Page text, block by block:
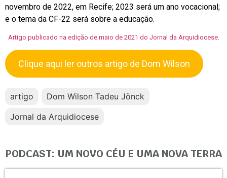
novembro de 2022, em Recife; 2023 será um ano vocacional;
e o tema da CF-22 será sobre a educação.
Artigo publicado na edição de maio de 2021 do Jornal da Arquidiocese.
Clique aqui ler outros artigo de Dom Wilson
artigo
Dom Wilson Tadeu Jönck
Jornal da Arquidiocese
PODCAST: UM NOVO CÉU E UMA NOVA TERRA